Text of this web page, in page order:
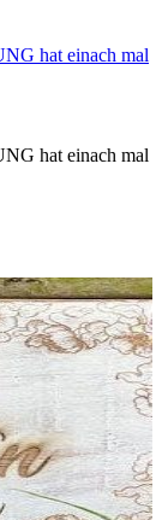
hat einach mal
hat einach mal